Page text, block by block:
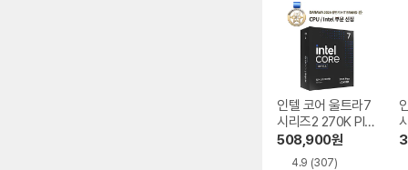
인텔 코어 울트라7
시리즈2 270K Plu
s (애로우레이크 리
프레시)
508,900원
4.9 (307)